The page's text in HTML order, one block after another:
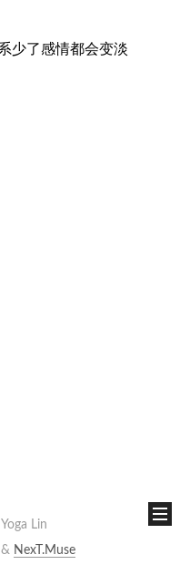
Yoga Lin
& NexT.Muse